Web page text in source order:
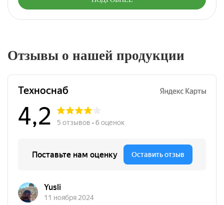
Отзывы о нашей продукции